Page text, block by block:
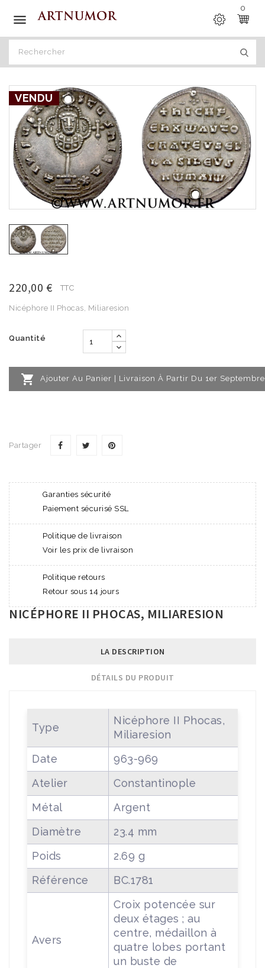

0
VENDU
220,00 € TTC
Nicéphore II Phocas, Miliaresion
Quantité
 Ajouter Au Panier | Livraison À Partir Du 1er Septembre
Partager
Garanties sécurité
Paiement sécurisé SSL
Politique de livraison
Voir les prix de livraison
Politique retours
Retour sous 14 jours
NICÉPHORE II PHOCAS, MILIARESION
LA DESCRIPTION
DÉTAILS DU PRODUIT
Type
Nicéphore II Phocas,
Miliaresion
Date
963-969
Atelier
Constantinople
Métal
Argent
Diamètre
23.4 mm
Poids
2.69 g
Référence
BC.1781
Avers
Croix potencée sur
deux étages ; au
centre, médaillon à
quatre lobes portant
un buste de